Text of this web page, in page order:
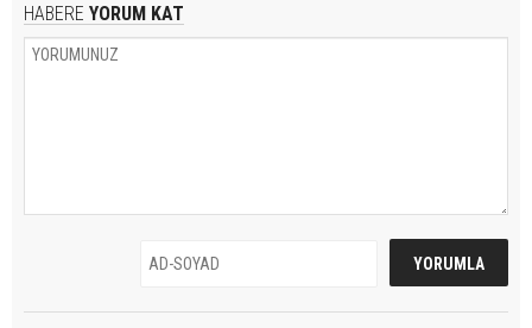
HABERE YORUM KAT